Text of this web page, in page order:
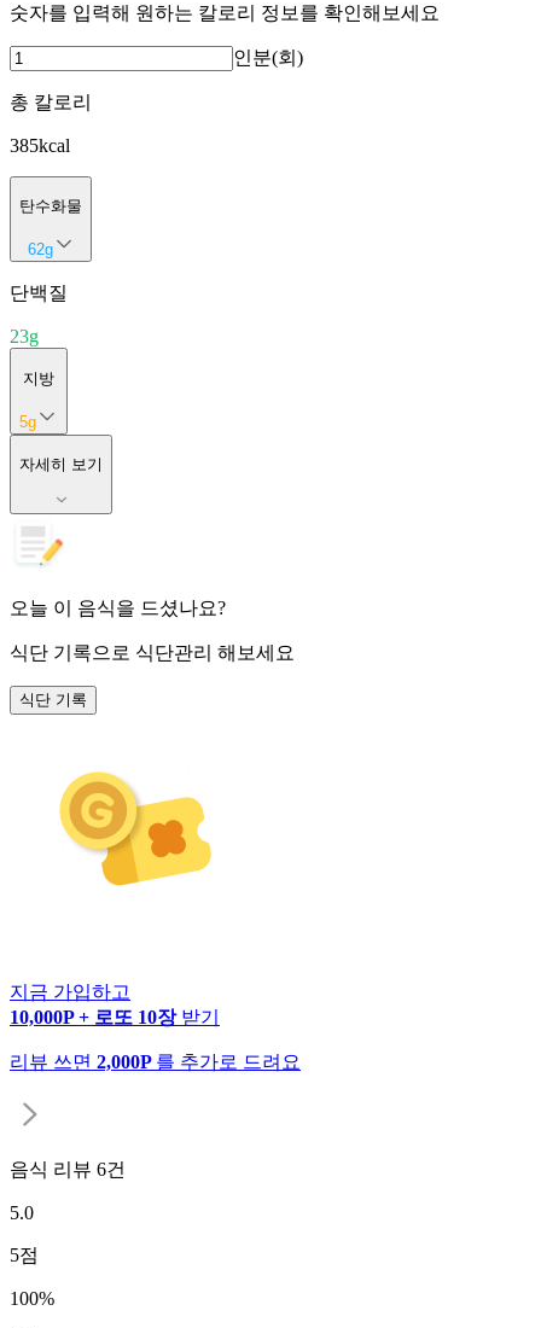
숫자를 입력해 원하는 칼로리 정보를 확인해보세요
인분(회)
총 칼로리
385kcal
탄수화물
62g
단백질
23g
지방
5g
자세히 보기
오늘 이 음식을 드셨나요?
식단 기록으로 식단관리 해보세요
식단 기록
지금 가입하고
10,000P + 로또 10장 받기
리뷰 쓰면 2,000P 를 추가로 드려요
음식 리뷰 6건
5.0
5점
100%